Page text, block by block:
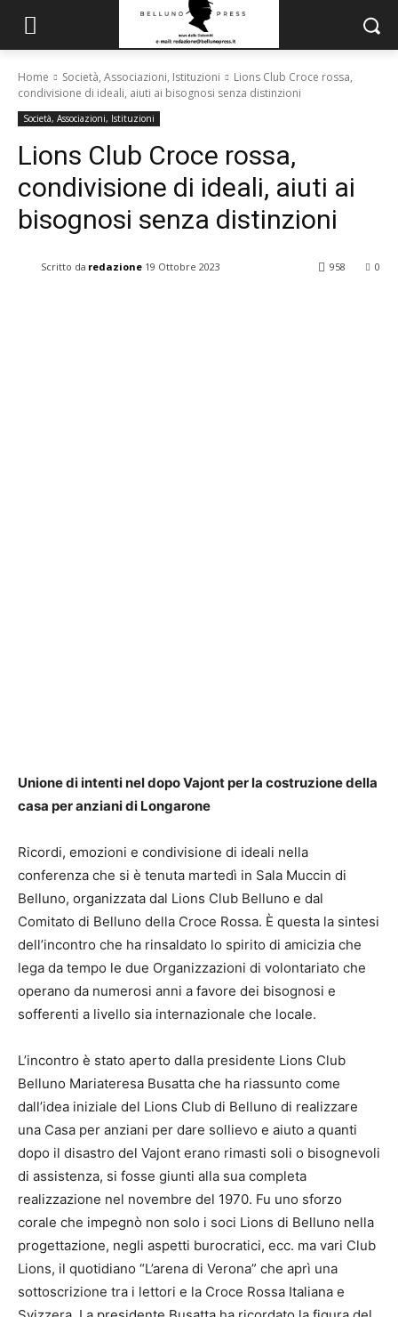
Home Società, Associazioni, Istituzioni
Lions Club Croce rossa,
condivisione di ideali, aiuti ai bisognosi senza distinzioni
Società, Associazioni, Istituzioni
Lions Club Croce rossa,
condivisione di ideali, aiuti ai
bisognosi senza distinzioni
Scritto da redazione 19 Ottobre 2023 0
958
Unione di intenti nel dopo Vajont per la costruzione della
casa per anziani di Longarone
Ricordi, emozioni e condivisione di ideali nella
conferenza che si è tenuta martedì in Sala Muccin di
Belluno, organizzata dal Lions Club Belluno e dal
Comitato di Belluno della Croce Rossa. È questa la sintesi
dell’incontro che ha rinsaldato lo spirito di amicizia che
lega da tempo le due Organizzazioni di volontariato che
operano da numerosi anni a favore dei bisognosi e
sofferenti a livello sia internazionale che locale.
L’incontro è stato aperto dalla presidente Lions Club
Belluno Mariateresa Busatta che ha riassunto come
dall’idea iniziale del Lions Club di Belluno di realizzare
una Casa per anziani per dare sollievo e aiuto a quanti
dopo il disastro del Vajont erano rimasti soli o bisognevoli
di assistenza, si fosse giunti alla sua completa
realizzazione nel novembre del 1970. Fu uno sforzo
corale che impegnò non solo i soci Lions di Belluno nella
progettazione, negli aspetti burocratici, ecc. ma vari Club
Lions, il quotidiano “L’arena di Verona” che aprì una
sottoscrizione tra i lettori e la Croce Rossa Italiana e